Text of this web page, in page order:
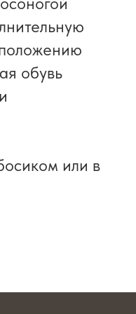
обувь
или в